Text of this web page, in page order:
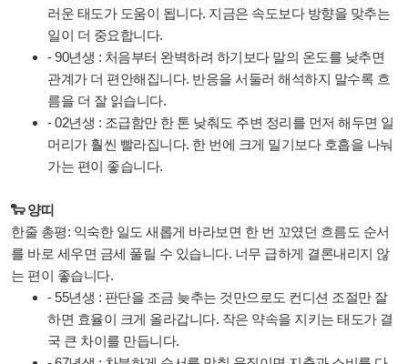
러운 태도가 도움이 됩니다. 지금은 속도보다 방향을 맞추는
일이 더 중요합니다.
- 90년생 : 처음부터 완벽하려 하기보다 말의 온도를 낮추면
관계가 더 편안해집니다. 반응을 서둘러 해석하지 말수록 흐
름을 더 잘 읽습니다.
- 02년생 : 조급함만 한 톤 낮춰도 주변 정리를 먼저 해두면 일
머리가 훨씬 빨라집니다. 한 번에 크게 밀기보다 호흡을 나눠
가는 편이 좋습니다.
🐑 양띠
한줄 총평: 익숙한 일도 새롭게 바라보면 한 번 꼬였던 흐름도 순서
를 바로 세우면 금세 풀릴 수 있습니다. 너무 급하게 결론내리지 않
는 편이 좋습니다.
- 55년생 : 판단을 조금 늦추는 것만으로도 컨디션 조절만 잘
하면 효율이 크게 올라갑니다. 작은 약속을 지키는 태도가 결
국 큰 차이를 만듭니다.